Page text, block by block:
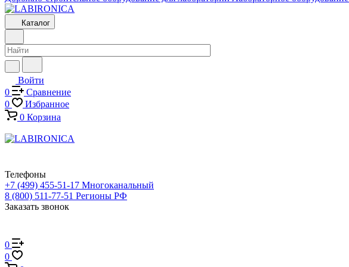
Каталог
Войти
0
Сравнение
0
Избранное
0 Корзина
Телефоны
+7 (499) 455-51-17 Многоканальный
8 (800) 511-77-51 Регионы РФ
Заказать звонок
0
0